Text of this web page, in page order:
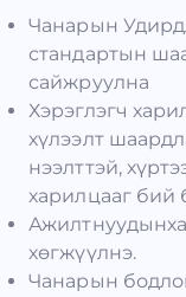
Чанарын
стандартын
сайжруулна
Хэрэглэгч
хүлээлт
нээлттэй,
харилцааг бий
хөгжүүлнэ.
Чанарын